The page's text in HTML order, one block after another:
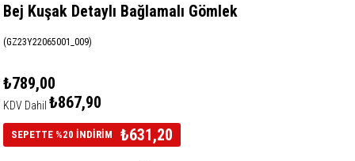
Bej Kuşak Detaylı Bağlamalı Gömlek
(GZ23Y22065001_009)
₺789,00
KDV Dahil ₺867,90
SEPETTE %20 İNDİRİM ₺631,20